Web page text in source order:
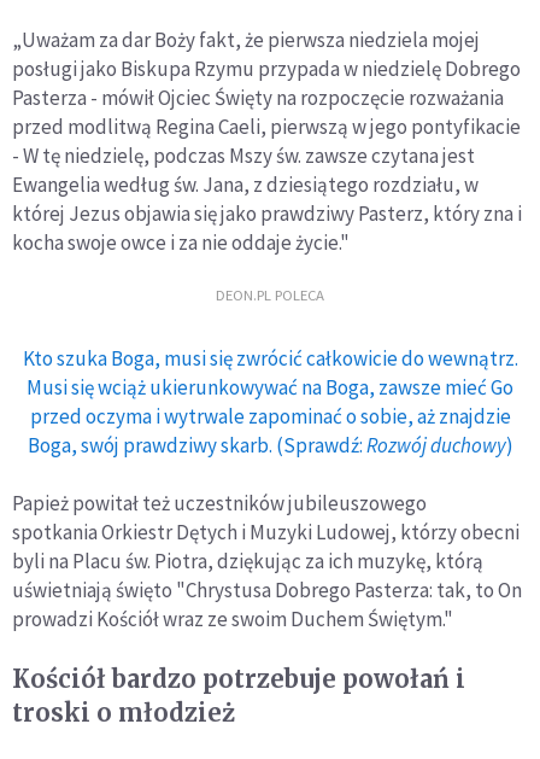
„Uważam za dar Boży fakt, że pierwsza niedziela mojej
posługi jako Biskupa Rzymu przypada w niedzielę Dobrego
Pasterza - mówił Ojciec Święty na rozpoczęcie rozważania
przed modlitwą Regina Caeli, pierwszą w jego pontyfikacie
- W tę niedzielę, podczas Mszy św. zawsze czytana jest
Ewangelia według św. Jana, z dziesiątego rozdziału, w
której Jezus objawia się jako prawdziwy Pasterz, który zna i
kocha swoje owce i za nie oddaje życie."
DEON.PL POLECA
Kto szuka Boga, musi się zwrócić całkowicie do wewnątrz.
Musi się wciąż ukierunkowywać na Boga, zawsze mieć Go
przed oczyma i wytrwale zapominać o sobie, aż znajdzie
Boga, swój prawdziwy skarb. (Sprawdź:Rozwój duchowy)
Papież powitał też uczestników jubileuszowego
spotkania Orkiestr Dętych i Muzyki Ludowej, którzy obecni
byli na Placu św. Piotra, dziękując za ich muzykę, którą
uświetniają święto "Chrystusa Dobrego Pasterza: tak, to On
prowadzi Kościół wraz ze swoim Duchem Świętym."
Kościół bardzo potrzebuje powołań i
troski o młodzież